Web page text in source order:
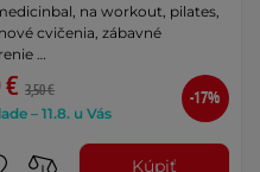
na workout, pilates,
cvičenia, zábavné
…
€ 3,50 €
– 11.8. u Vás
-17%
Kúpiť